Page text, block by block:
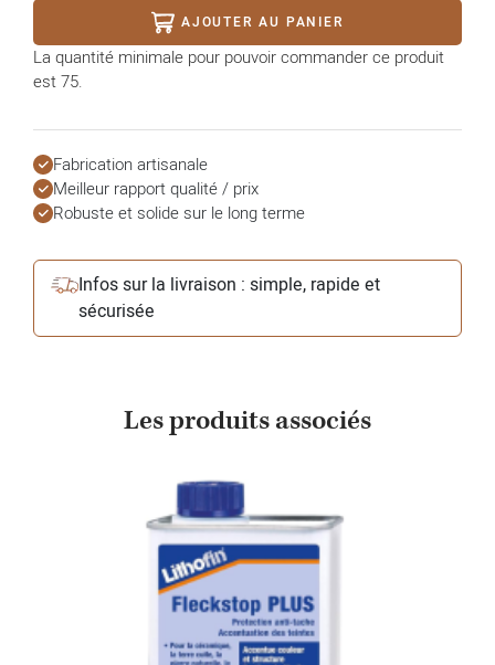
AJOUTER AU PANIER
La quantité minimale pour pouvoir commander ce produit
est 75.
Fabrication artisanale
Meilleur rapport qualité / prix
Robuste et solide sur le long terme
Infos sur la livraison : simple, rapide et
sécurisée
Les produits associés